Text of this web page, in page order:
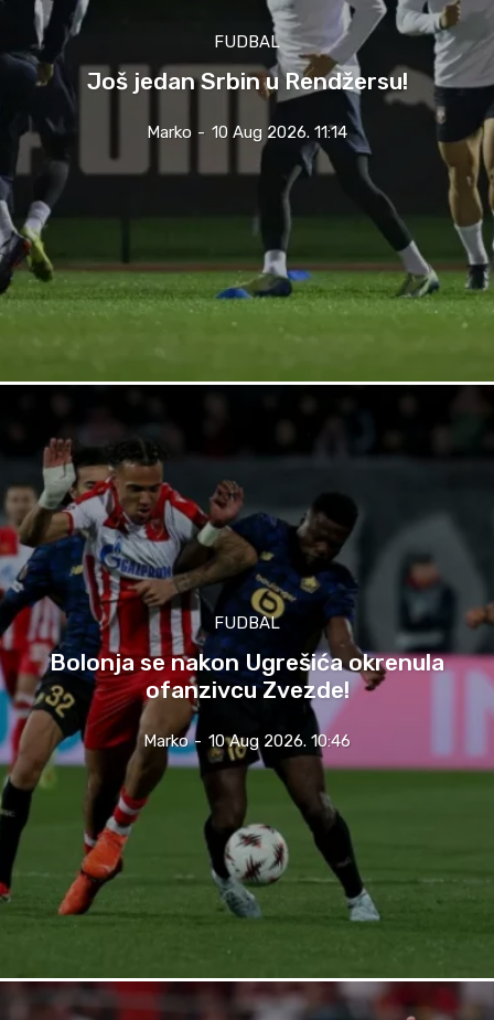
FUDBAL
Još jedan Srbin u Rendžersu!
Marko - 10 Aug 2026. 11:14
FUDBAL
Bolonja se nakon Ugrešića okrenula
ofanzivcu Zvezde!
Marko - 10 Aug 2026. 10:46